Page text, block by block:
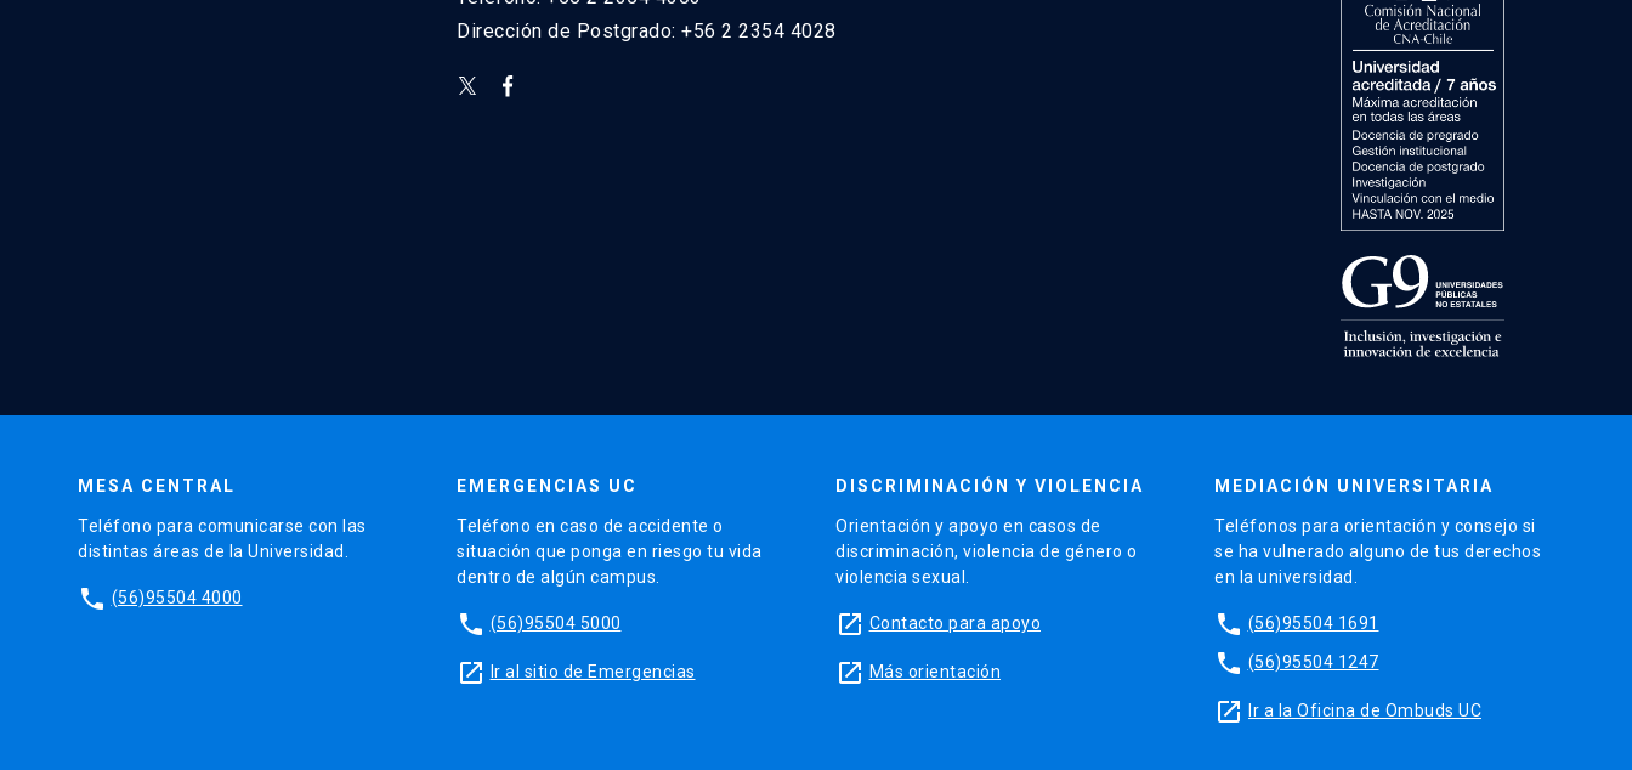
Dirección de Postgrado: +56 2 2354 4028
MESA CENTRAL
Teléfono para comunicarse con las
distintas áreas de la Universidad.
phone (56)95504 4000
EMERGENCIAS UC
Teléfono en caso de accidente o
situación que ponga en riesgo tu vida
dentro de algún campus.
phone (56)95504 5000
launch Ir al sitio de Emergencias
DISCRIMINACIÓN Y VIOLENCIA
Orientación y apoyo en casos de
discriminación, violencia de género o
violencia sexual.
launch Contacto para apoyo
launch Más orientación
MEDIACIÓN UNIVERSITARIA
Teléfonos para orientación y consejo si
se ha vulnerado alguno de tus derechos
en la universidad.
phone (56)95504 1691
phone (56)95504 1247
launch Ir a la Oficina de Ombuds UC